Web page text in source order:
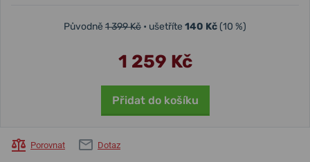
Původně 1 399 Kč • ušetříte 140 Kč(10 %)
1 259 Kč
Přidat do košíku
Porovnat Dotaz